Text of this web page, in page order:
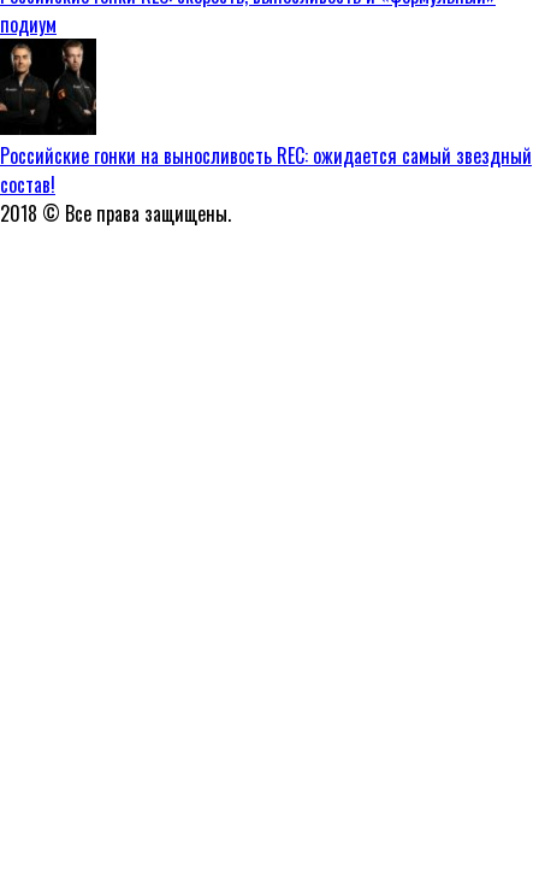
подиум
Российские гонки на выносливость REC: ожидается самый звездный
состав!
2018 © Все права защищены.